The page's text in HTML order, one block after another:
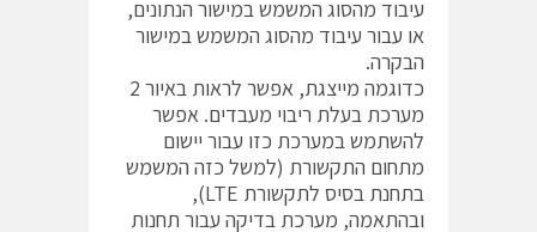
עיבוד מהסוג המשמש במישור הנתונים,
או עבור עיבוד מהסוג המשמש במישור
הבקרה.
כדוגמה מייצגת, אפשר לראות באיור 2
מערכת בעלת ריבוי מעבדים. אפשר
להשתמש במערכת כזו עבור יישום
מתחום התקשורת (למשל כזה המשמש
בתחנת בסיס לתקשורת LTE),
ובהתאמה, מערכת בדיקה עבור תחנות